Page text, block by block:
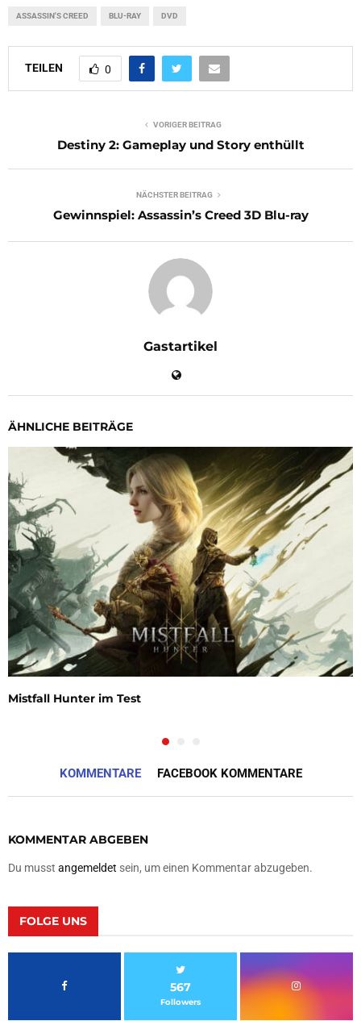
ASSASSIN'S CREED BLU-RAY DVD
TEILEN 0
VORIGER BEITRAG
Destiny 2: Gameplay und Story enthüllt
NÄCHSTER BEITRAG
Gewinnspiel: Assassin’s Creed 3D Blu-ray
Gastartikel
ÄHNLICHE BEITRÄGE
Mistfall Hunter im Test
KOMMENTARE FACEBOOK KOMMENTARE
KOMMENTAR ABGEBEN
Du musst angemeldet sein, um einen Kommentar abzugeben.
FOLGE UNS
567
Followers